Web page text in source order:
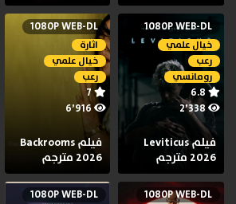
1080P WEB-DL
خيال علمي
رعب
رومانسي
فيلم Leviticus
2026 مترجم
1080P WEB-DL
اثارة
خيال علمي
رعب
7
6٬916
فيلم Backrooms
2026 مترجم
1080P WEB-DL
1080P WEB-DL